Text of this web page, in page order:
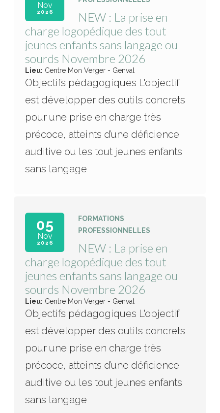
Nov
2026
NEW : La prise en
charge logopédique des tout
jeunes enfants sans langage ou
sourds Novembre 2026
Lieu: Centre Mon Verger - Genval
Objectifs pédagogiques L'objectif
est développer des outils concrets
pour une prise en charge très
précoce, atteints d’une déficience
auditive ou les tout jeunes enfants
sans langage
05
Nov
2026
FORMATIONS
PROFESSIONNELLES
NEW : La prise en
charge logopédique des tout
jeunes enfants sans langage ou
sourds Novembre 2026
Lieu: Centre Mon Verger - Genval
Objectifs pédagogiques L'objectif
est développer des outils concrets
pour une prise en charge très
précoce, atteints d’une déficience
auditive ou les tout jeunes enfants
sans langage